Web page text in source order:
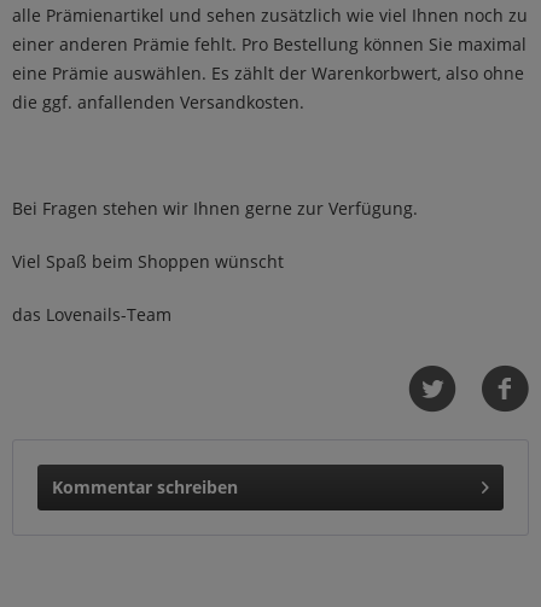
alle Prämienartikel und sehen zusätzlich wie viel Ihnen noch zu
einer anderen Prämie fehlt. Pro Bestellung können Sie maximal
eine Prämie auswählen. Es zählt der Warenkorbwert, also ohne
die ggf. anfallenden Versandkosten.
Bei Fragen stehen wir Ihnen gerne zur Verfügung.
Viel Spaß beim Shoppen wünscht
das Lovenails-Team
Kommentar schreiben